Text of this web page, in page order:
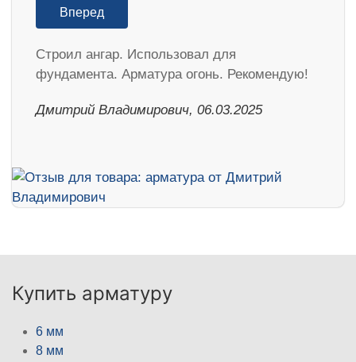
Вперед
Строил ангар. Использовал для
фундамента. Арматура огонь. Рекомендую!
Дмитрий Владимирович, 06.03.2025
Купить арматуру
6 мм
8 мм